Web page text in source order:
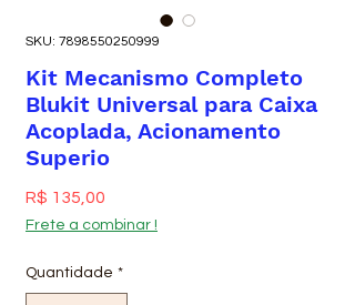
SKU: 7898550250999
Kit Mecanismo Completo
Blukit Universal para Caixa
Acoplada, Acionamento
Superio
R$ 135,00
Frete a combinar !
Quantidade *